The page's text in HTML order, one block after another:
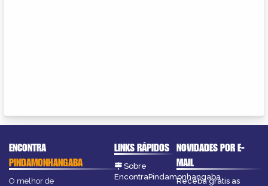
ENCONTRA
PINDAMONHANGABA
O melhor de
LINKS RÁPIDOS
Sobre
EncontraPindamonhangaba
NOVIDADES POR E-
MAIL
Receba grátis as